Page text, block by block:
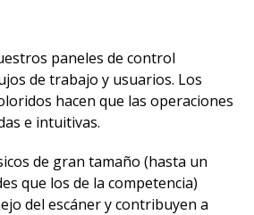
paneles de control
de trabajo y usuarios. Los
hacen que las operaciones
e intuitivas.​
de gran tamaño (hasta un
que los de la competencia)
del escáner y contribuyen a